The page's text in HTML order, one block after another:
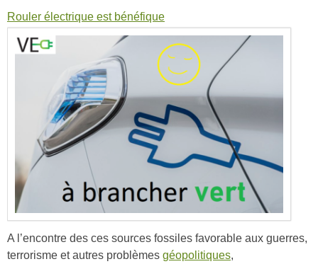
Rouler électrique est bénéfique
A l’encontre des ces sources fossiles favorable aux guerres,
terrorisme et autres problèmes géopolitiques,